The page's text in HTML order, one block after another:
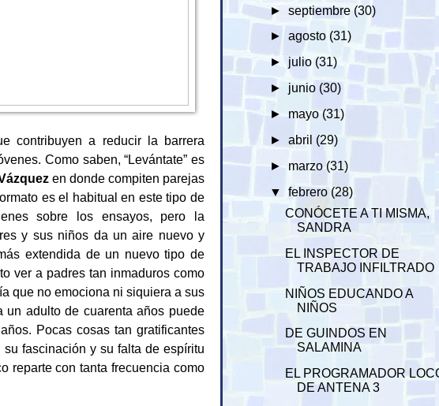
contribuyen a reducir la barrera
Como saben, “Levántate” es
en donde compiten parejas
es el habitual en este tipo de
sobre los ensayos, pero la
y sus niños da un aire nuevo y
extendida de un nuevo tipo de
ver a padres tan inmaduros como
que no emociona ni siquiera a sus
un adulto de cuarenta años puede
Pocas cosas tan gratificantes
fascinación y su falta de espíritu
reparte con tanta frecuencia como
► septiembre (30)
► agosto (31)
► julio (31)
► junio (30)
► mayo (31)
► abril (29)
► marzo (31)
▼ febrero (28)
CONÓCETE A TI MISMA,
SANDRA
EL INSPECTOR DE
TRABAJO INFILTRADO
NIÑOS EDUCANDO A
NIÑOS
DE GUINDOS EN
SALAMINA
EL PROGRAMADOR
DE ANTENA 3